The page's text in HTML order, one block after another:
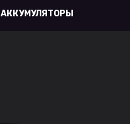
АККУМУЛЯТОРЫ